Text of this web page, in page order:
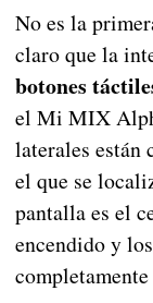
No es la
claro que la
botones
el Mi MIX
laterales están
el que se
pantalla es el
encendido y